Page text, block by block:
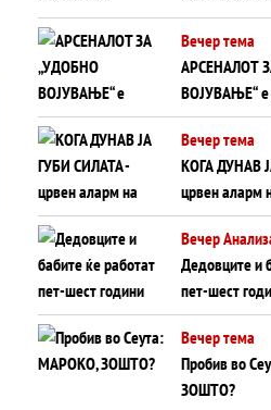
ШТО
Вечер тема
АРСЕНАЛОТ
ВОЈУВАЊЕ“ е
Вечер тема
КОГА ДУНАВ
црвен аларм
плоча од
Црното
Вечер
Дедовците и
пет-шест
што НЕМААТ
ЗАМЕНАТ
Вечер тема
Пробив во
ЗОШТО?